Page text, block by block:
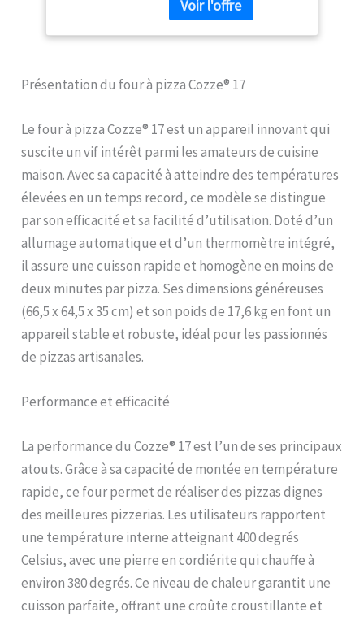
| Cuisson rapide 2 min
Technologie à double
chambre – Répartition
optimale de la chaleur
interne en acier inoxydable
SS430 ultra-résistante.
incluse – Pierre en
cordiérite de 43 x 43 cm,
parfaite pour une cuisson
professionnelle et
uniforme. Allumage
automatique & contrôle
précis – Simple et rapide,
le four s'allume en un
instant et son
thermomètre intégré
garantit une maîtrise
parfaite de la cuisson.
Conçu pour durer –
avec tampons en
Présentation du four à pizza Cozze® 17
Le four à pizza Cozze® 17 est un appareil innovant qui
suscite un vif intérêt parmi les amateurs de cuisine
maison. Avec sa capacité à atteindre des températures
élevées en un temps record, ce modèle se distingue
par son efficacité et sa facilité d’utilisation. Doté d’un
allumage automatique et d’un thermomètre intégré,
il assure une cuisson rapide et homogène en moins de
deux minutes par pizza. Ses dimensions généreuses
(66,5 x 64,5 x 35 cm) et son poids de 17,6 kg en font un
appareil stable et robuste, idéal pour les passionnés
de pizzas artisanales.
Performance et efficacité
La performance du Cozze® 17 est l’un de ses principaux
atouts. Grâce à sa capacité de montée en température
rapide, ce four permet de réaliser des pizzas dignes
des meilleures pizzerias. Les utilisateurs rapportent
une température interne atteignant 400 degrés
Celsius, avec une pierre en cordiérite qui chauffe à
environ 380 degrés. Ce niveau de chaleur garantit une
cuisson parfaite, offrant une croûte croustillante et